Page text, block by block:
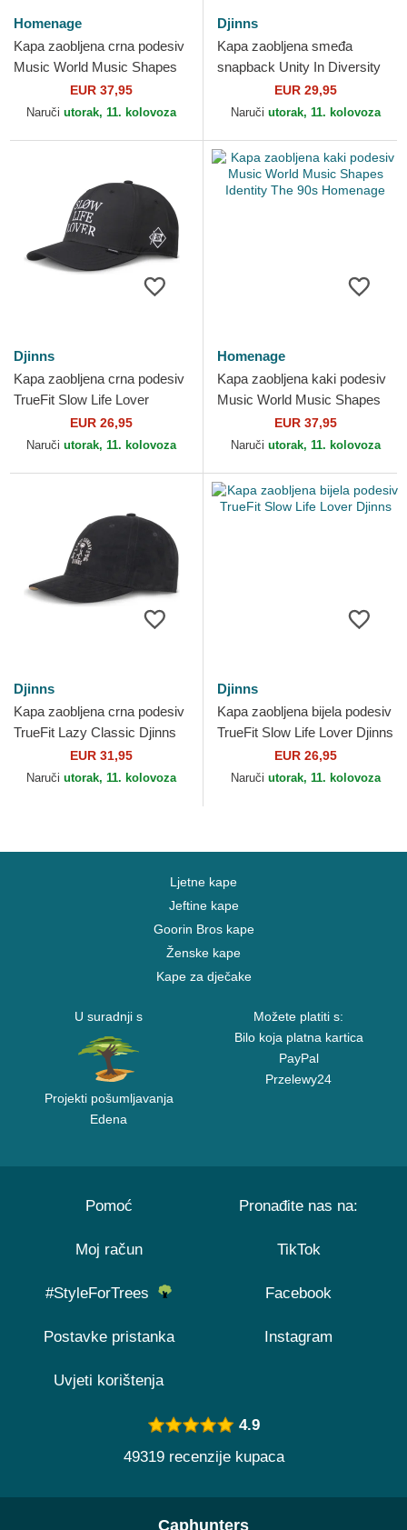
Homenage
Kapa zaobljena crna podesiv
Music World Music Shapes
Identity The 90s Homenage
EUR 37,95
Naruči utorak, 11. kolovoza
Djinns
Kapa zaobljena smeđa
snapback Unity In Diversity
HFT IOI DjinnsEUR 29,95
Naruči utorak, 11. kolovoza
Djinns
Kapa zaobljena crna podesiv
TrueFit Slow Life Lover
EUR 26,95
Naruči utorak, 11. kolovoza
Homenage
Kapa zaobljena kaki podesiv
Music World Music Shapes
Identity The 90s Homenage
EUR 37,95
Naruči utorak, 11. kolovoza
Djinns
Kapa zaobljena crna podesiv
TrueFit Lazy Classic Djinns
EUR 31,95
Naruči utorak, 11. kolovoza
Djinns
Kapa zaobljena bijela podesiv
TrueFit Slow Life Lover Djinns
EUR 26,95
Naruči utorak, 11. kolovoza
Ljetne kape
Jeftine kape
Goorin Bros kape
Ženske kape
Kape za dječake
U suradnji s
Projekti pošumljavanja
Edena
Možete platiti s:
Bilo koja platna kartica
PayPal
Przelewy24
Pomoć
Moj račun
#StyleForTrees
Postavke pristanka
Uvjeti korištenja
Pronađite nas na:
TikTok
Facebook
Instagram
4.9
49319 recenzije kupaca
Caphunters